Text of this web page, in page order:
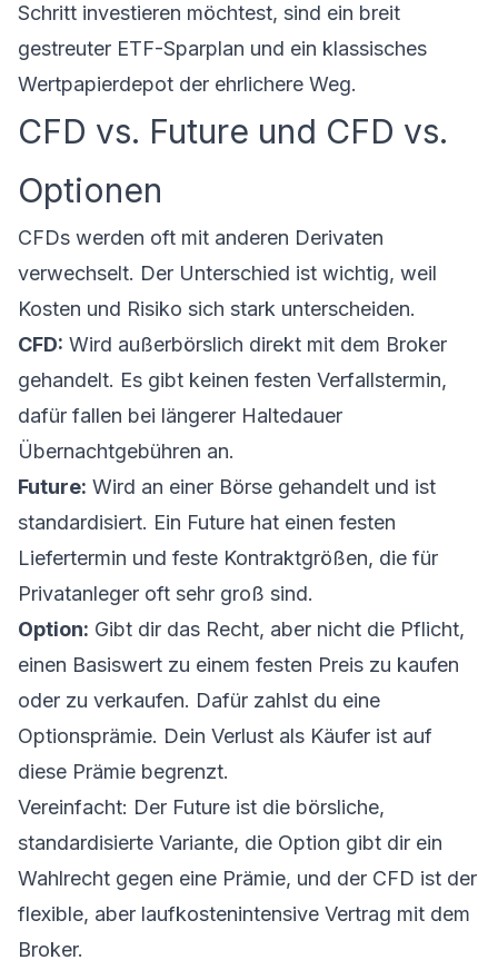
Schritt investieren möchtest, sind ein breit
gestreuter ETF-Sparplan und ein klassisches
Wertpapierdepot der ehrlichere Weg.
CFD vs. Future und CFD vs.
Optionen
CFDs werden oft mit anderen Derivaten
verwechselt. Der Unterschied ist wichtig, weil
Kosten und Risiko sich stark unterscheiden.
CFD: Wird außerbörslich direkt mit dem Broker
gehandelt. Es gibt keinen festen Verfallstermin,
dafür fallen bei längerer Haltedauer
Übernachtgebühren an.
Future: Wird an einer Börse gehandelt und ist
standardisiert. Ein Future hat einen festen
Liefertermin und feste Kontraktgrößen, die für
Privatanleger oft sehr groß sind.
Option: Gibt dir das Recht, aber nicht die Pflicht,
einen Basiswert zu einem festen Preis zu kaufen
oder zu verkaufen. Dafür zahlst du eine
Optionsprämie. Dein Verlust als Käufer ist auf
diese Prämie begrenzt.
Vereinfacht: Der Future ist die börsliche,
standardisierte Variante, die Option gibt dir ein
Wahlrecht gegen eine Prämie, und der CFD ist der
flexible, aber laufkostenintensive Vertrag mit dem
Broker.